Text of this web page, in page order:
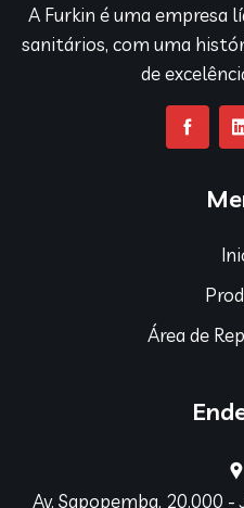
A Furkin é uma empresa
sanitários, com uma
de
Área de
Av. Sapopemba, 20.000 -